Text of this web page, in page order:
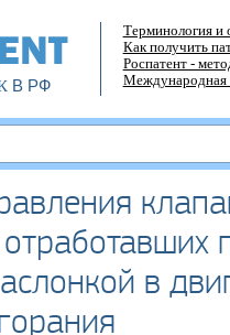
В РФ
Терминология и
Как получить
Роспатент -
Международная
в